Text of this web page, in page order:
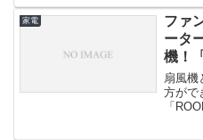
家電
ファ
ータ
機！
スよ
扇風機
方がで
「